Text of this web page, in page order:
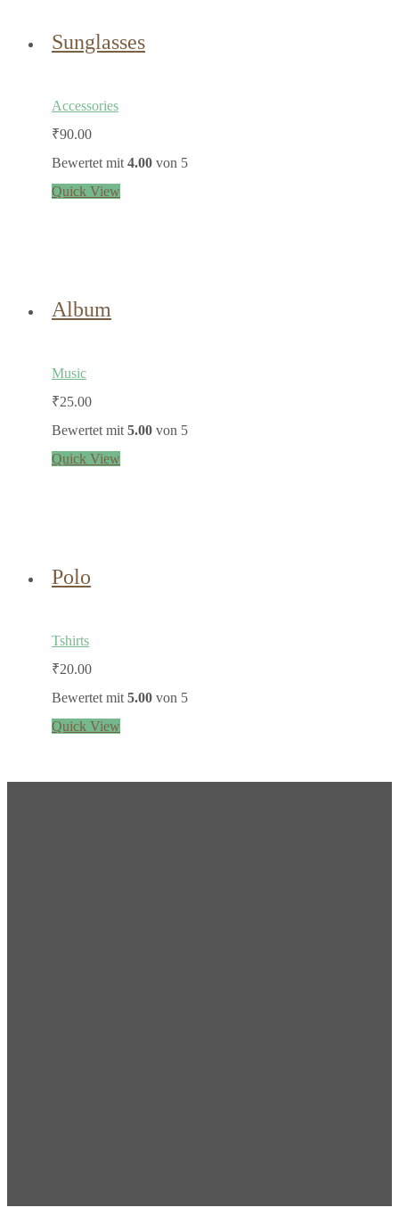
Sunglasses
Accessories
₹90.00
Bewertet mit 4.00 von 5
Quick View
Album
Music
₹25.00
Bewertet mit 5.00 von 5
Quick View
Polo
Tshirts
₹20.00
Bewertet mit 5.00 von 5
Quick View